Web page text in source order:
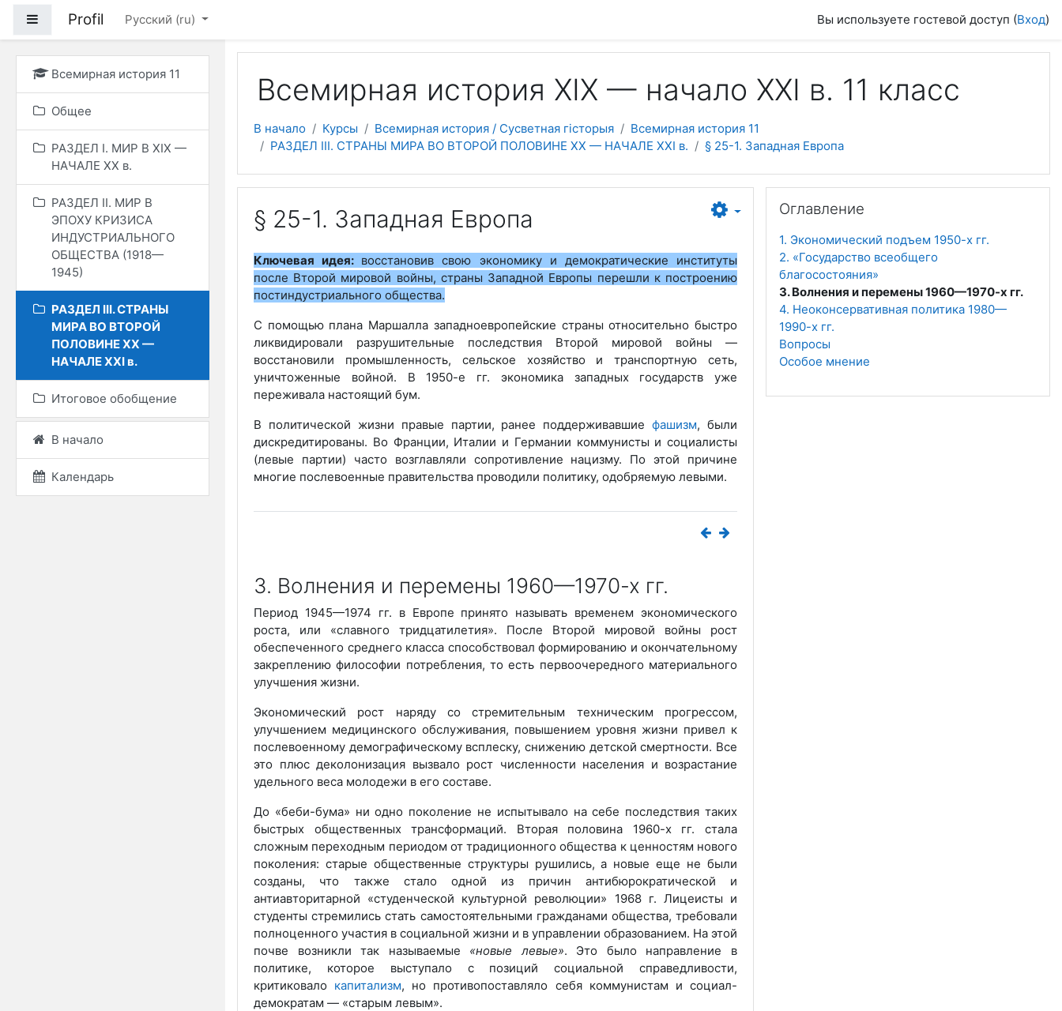
Боковая панель
Profil Русский ‎(ru)‎ Вы используете гостевой доступ (Вход)
Всемирная история 11
Общее
РАЗДЕЛ I. МИР В ХIХ —
НАЧАЛЕ ХХ в.
РАЗДЕЛ II. МИР В
ЭПОХУ КРИЗИСА
ИНДУСТРИАЛЬНОГО
ОБЩЕСТВА (1918—
1945)
РАЗДЕЛ ІІІ. СТРАНЫ
МИРА ВО ВТОРОЙ
ПОЛОВИНЕ ХХ —
НАЧАЛЕ ХХІ в.
Итоговое обобщение
В начало
Календарь
Всемирная история ХІХ — начало ХХІ в. 11 класс
В начало Курсы Всемирная история / Сусветная гісторыя
Всемирная история 11
РАЗДЕЛ ІІІ. СТРАНЫ МИРА ВО ВТОРОЙ ПОЛОВИНЕ ХХ — НАЧАЛЕ ХХІ в.
§ 25-1. Западная Европа
§ 25-1. Западная Европа
Ключевая идея: восстановив свою экономику и демократические институты
после Второй мировой войны, страны Западной Европы перешли к построению
постиндустриального общества.
С помощью плана Маршалла западноевропейские страны относительно быстро
ликвидировали разрушительные последствия Второй мировой войны —
восстановили промышленность, сельское хозяйство и транспортную сеть,
уничтоженные войной. В 1950-е гг. экономика западных государств уже
переживала настоящий бум.
В политической жизни правые партии, ранее поддерживавшиефашизм, были
дискредитированы. Во Франции, Италии и Германии коммунисты и социалисты
(левые партии) часто возглавляли сопротивление нацизму. По этой причине
многие послевоенные правительства проводили политику, одобряемую левыми.
3. Волнения и перемены 1960—1970-х гг.
Период 1945—1974 гг. в Европе принято называть временем экономического
роста, или «славного тридцатилетия». После Второй мировой войны рост
обеспеченного среднего класса способствовал формированию и окончательному
закреплению философии потребления, то есть первоочередного материального
улучшения жизни.
Экономический рост наряду со стремительным техническим прогрессом,
улучшением медицинского обслуживания, повышением уровня жизни привел к
послевоенному демографическому всплеску, снижению детской смертности. Все
это плюс деколонизация вызвало рост численности населения и возрастание
удельного веса молодежи в его составе.
До «беби-бума» ни одно поколение не испытывало на себе последствия таких
быстрых общественных трансформаций. Вторая половина 1960-х гг. стала
сложным переходным периодом от традиционного общества к ценностям нового
поколения: старые общественные структуры рушились, а новые еще не были
созданы, что также стало одной из причин антибюрократической и
антиавторитарной «студенческой культурной революции» 1968 г. Лицеисты и
студенты стремились стать самостоятельными гражданами общества, требовали
полноценного участия в социальной жизни и в управлении образованием. На этой
почве возникли так называемые «новые левые». Это было направление в
политике, которое выступало с позиций социальной справедливости,
критиковало капитализм, но противопоставляло себя коммунистам и социал-
демократам — «старым левым».
Оглавление
1. Экономический подъем 1950-х гг.
2. «Государство всеобщего
благосостояния»
3. Волнения и перемены 1960—1970-х гг.
4. Неоконсервативная политика 1980—
1990-х гг.
Вопросы
Особое мнение